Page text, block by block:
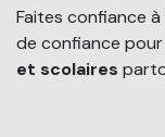
Faites confiance à
de confiance
et scolaires